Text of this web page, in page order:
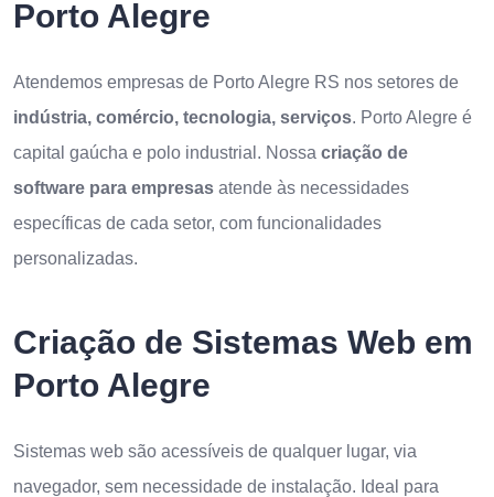
Porto Alegre
Atendemos empresas de Porto Alegre RS nos setores de
indústria, comércio, tecnologia, serviços. Porto Alegre é
capital gaúcha e polo industrial. Nossa criação de
software para empresas atende às necessidades
específicas de cada setor, com funcionalidades
personalizadas.
Criação de Sistemas Web em
Porto Alegre
Sistemas web são acessíveis de qualquer lugar, via
navegador, sem necessidade de instalação. Ideal para